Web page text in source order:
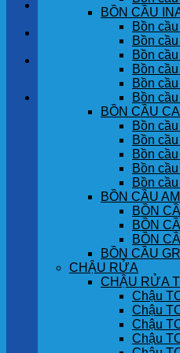
GÓC KHÁCH HÀNG
Chưa có sản phẩm
BỒN CẦU
Bồn
Bồn
Bồn
Bồn
Bồn
Bồn
BỒN CẦU
Bồn
Bồn
Bồn
Bồn
Bồn
BỒN CẦU
BỒN
BỒN
BỒN
BỒN CẦU
CHẬU RỬA
CHẬU RỬA
Chậu
Chậu
Chậu
Chậu